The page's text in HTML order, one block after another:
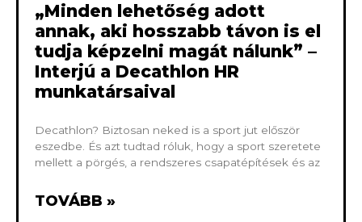
„Minden lehetőség adott
annak, aki hosszabb távon is el
tudja képzelni magát nálunk” –
Interjú a Decathlon HR
munkatársaival
Decathlon? Biztosan neked is a sport jut először
eszedbe. És azt tudtad róluk, hogy a sport szeretete
mellett a pörgés, a rendszeres csapatépítések és az
TOVÁBB »